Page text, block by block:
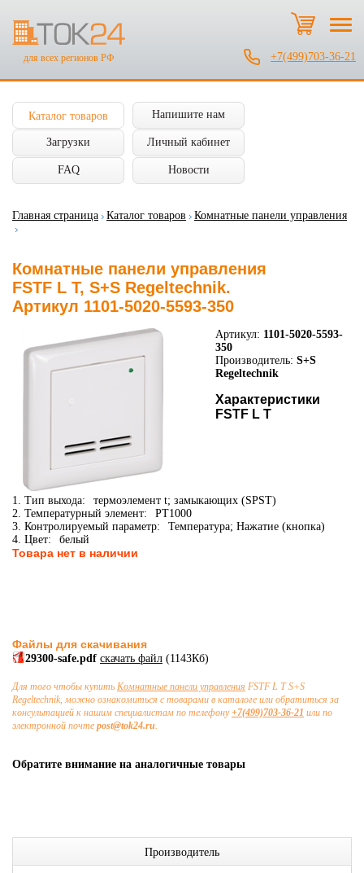
для всех регионов РФ +7(499)703-36-21
Каталог товаров Напишите нам
Загрузки Личный кабинет
FAQ Новости
Главная страница Каталог товаров Комнатные панели управления
Комнатные панели управления
FSTF L T, S+S Regeltechnik.
Артикул 1101-5020-5593-350
Артикул: 1101-5020-5593-
350
Производитель: S+S
Regeltechnik
Характеристики
FSTF L T
1. Тип выхода:
термоэлемент t; замыкающих (SPST)
2. Температурный элемент:
PT1000
3. Контролируемый параметр:
Температура; Нажатие (кнопка)
4. Цвет:
белый
Товара нет в наличии
Файлы для скачивания
29300-safe.pdf скачать файл (1143Кб)
Для того чтобы купить Комнатные панели управления FSTF L T S+S
Regeltechnik, можно ознакомиться с товарами в каталоге или обратиться за
консультацией к нашим специалистам по телефону+7(499)703-36-21 или по
электронной почте post@tok24.ru.
Обратите внимание на аналогичные товары
Производитель